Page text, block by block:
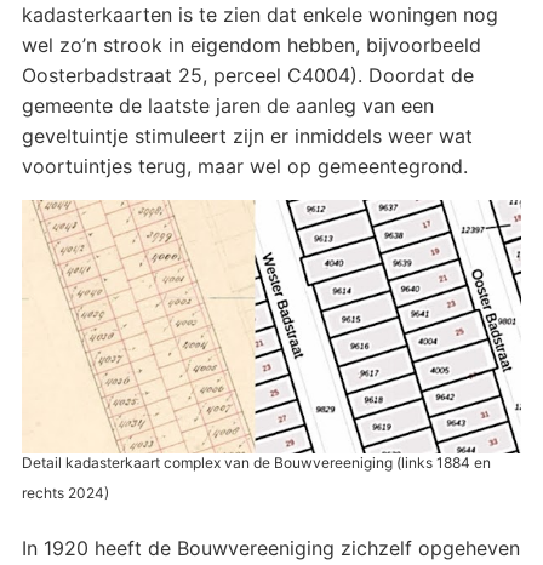
kadasterkaarten is te zien dat enkele woningen nog
wel zo’n strook in eigendom hebben, bijvoorbeeld
Oosterbadstraat 25, perceel C4004). Doordat de
gemeente de laatste jaren de aanleg van een
geveltuintje stimuleert zijn er inmiddels weer wat
voortuintjes terug, maar wel op gemeentegrond.
Detail kadasterkaart complex van de Bouwvereeniging (links 1884 en
rechts 2024)
In 1920 heeft de Bouwvereeniging zichzelf opgeheven